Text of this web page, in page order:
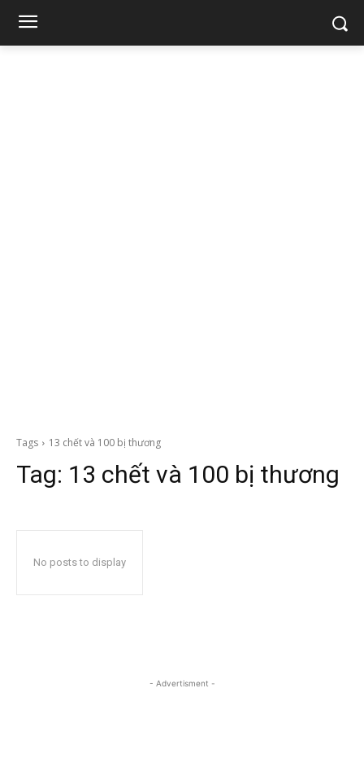
Tags 13 chết và 100 bị thương
Tag: 13 chết và 100 bị thương
No posts to display
- Advertisment -